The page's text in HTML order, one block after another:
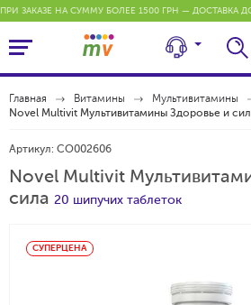
ПРИ ЗАКАЗЕ НА СУММУ БОЛЕЕ 1500 ГРН — ДОСТАВКА
Главная Витамины
Мультивитамины
Novel Multivit Мультивитамины Здоровье и
Артикул: CO002606
Novel Multivit
сила 20 шипучих таблеток
СУПЕРЦЕНА